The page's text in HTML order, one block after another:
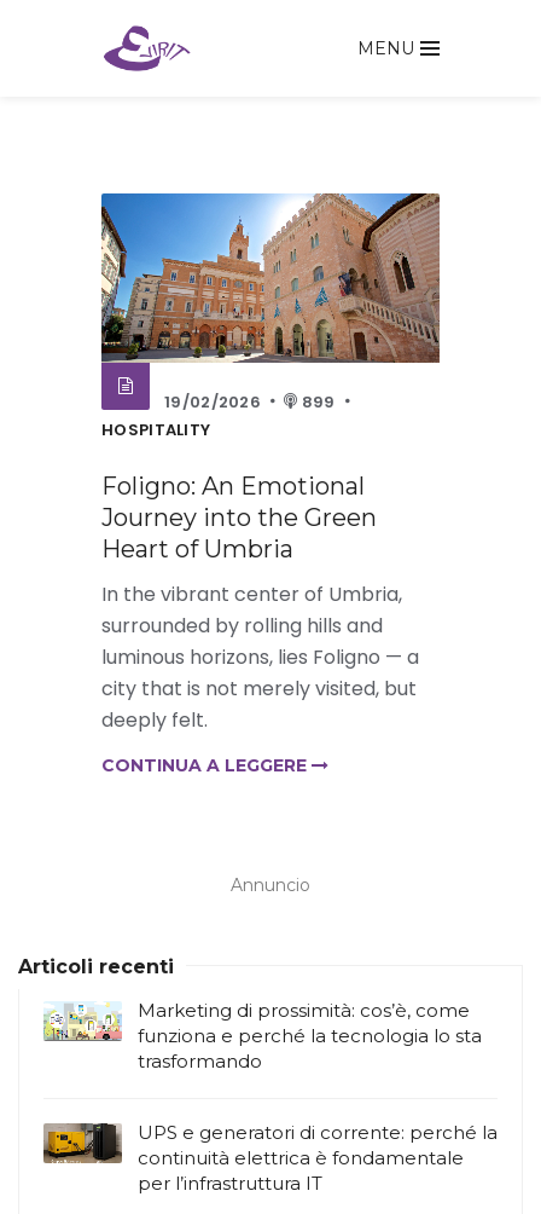
MENU
19/02/2026
899
HOSPITALITY
Foligno: An Emotional
Journey into the Green
Heart of Umbria
In the vibrant center of Umbria,
surrounded by rolling hills and
luminous horizons, lies Foligno — a
city that is not merely visited, but
deeply felt.
CONTINUA A LEGGERE
Annuncio
Articoli recenti
Marketing di prossimità: cos’è, come
funziona e perché la tecnologia lo sta
trasformando
UPS e generatori di corrente: perché la
continuità elettrica è fondamentale
per l’infrastruttura IT